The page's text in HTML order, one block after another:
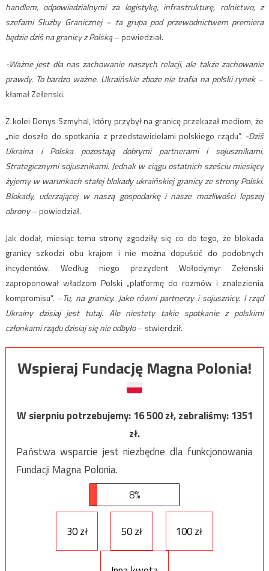
handlem, odpowiedzialnymi za logistykę, infrastrukturę, rolnictwo, z
szefami Służby Granicznej – ta grupa pod przewodnictwem premiera
będzie dziś na granicy z Polską– powiedział.
-Ważne jest dla nas zachowanie naszych relacji, ale także zachowanie
prawdy. To bardzo ważne. Ukraińskie zboże nie trafia na polski rynek–
kłamał Zełenski.
Z kolei Denys Szmyhal, który przybył na granicę przekazał mediom, że
„nie doszło do spotkania z przedstawicielami polskiego rządu”. -Dziś
Ukraina i Polska pozostają dobrymi partnerami i sojusznikami.
Strategicznymi sojusznikami. Jednak w ciągu ostatnich sześciu miesięcy
żyjemy w warunkach stałej blokady ukraińskiej granicy ze strony Polski.
Blokady, uderzającej w naszą gospodarkę i nasze możliwości lepszej
obrony– powiedział.
Jak dodał, miesiąc temu strony zgodziły się co do tego, że blokada
granicy szkodzi obu krajom i nie można dopuścić do podobnych
incydentów. Według niego prezydent Wołodymyr Zełenski
zaproponował władzom Polski „platformę do rozmów i znalezienia
kompromisu”. –Tu, na granicy. Jako równi partnerzy i sojusznicy. I rząd
Ukrainy dzisiaj jest tutaj. Ale niestety takie spotkanie z polskimi
członkami rządu dzisiaj się nie odbyło– stwierdził.
Wspieraj Fundację Magna Polonia!
W sierpniu potrzebujemy:16 500zł, zebraliśmy:1351
zł.
Państwa wsparcie jest niezbędne dla funkcjonowania
Fundacji Magna Polonia.
8%
30 zł 50 zł 100 zł